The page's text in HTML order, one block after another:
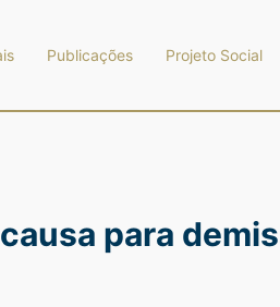
Publicações Projeto Social
para